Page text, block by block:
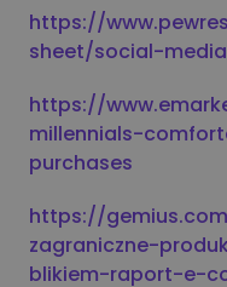
https://
sheet/social-media
https://
millennials-
purchases
https://
zagraniczne-
blikiem-raport-e-